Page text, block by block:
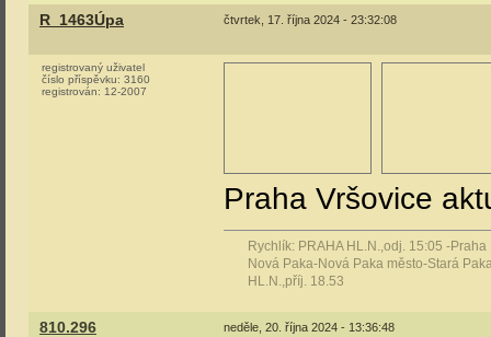
R_1463Úpa čtvrtek, 17. října 2024 - 23:32:08
registrovaný uživatel
číslo příspěvku: 3160
registrován: 12-2007
Praha Vršovice
Rychlík: PRAHA HL.N.,odj. 15:05 -
Nová Paka-Nová Paka město-Stará
HL.N.,příj. 18.53
810.296 neděle, 20. října 2024 - 13:36:48